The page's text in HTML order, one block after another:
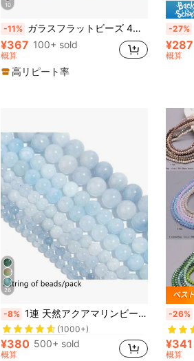
10
-11% ガラスフラットビーズ 4mm 白 480個入り、指輪、ブレスレット、ネックレス、ピアス、アンクレットなどのDIYアクセサリー製作用
¥367 100+ sold
概算
高リピート率
-27%
¥287
概算
26
-8% 1連 天然アクアマリンビーズ、ブレスレット、ネックレス、ピアス、ジュエリー、ヒーリングクリスタルアクセサリーのDIYに適しています
#1 ベストセラー
ストーン ビーズ
(1000+)
#1 ベストセラー
ストーン ビーズ
(1000+)
#1 ベストセラー
ストーン ビーズ
(1000+)
#1 ベストセラー
ストーン ビーズ
¥380 500+ sold
概算
-26%
¥341
概算